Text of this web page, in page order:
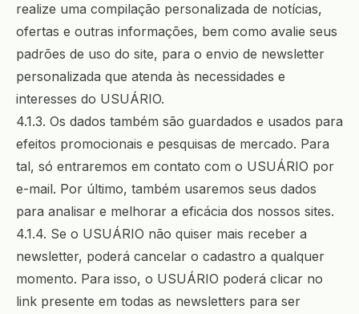
realize uma compilação personalizada de notícias,
ofertas e outras informações, bem como avalie seus
padrões de uso do site, para o envio de newsletter
personalizada que atenda às necessidades e
interesses do USUÁRIO.
4.1.3. Os dados também são guardados e usados para
efeitos promocionais e pesquisas de mercado. Para
tal, só entraremos em contato com o USUÁRIO por
e-mail. Por último, também usaremos seus dados
para analisar e melhorar a eficácia dos nossos sites.
4.1.4. Se o USUÁRIO não quiser mais receber a
newsletter, poderá cancelar o cadastro a qualquer
momento. Para isso, o USUÁRIO poderá clicar no
link presente em todas as newsletters para ser